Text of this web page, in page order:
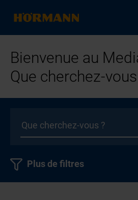
Bienvenue au
Que cherchez-
Plus de filtres